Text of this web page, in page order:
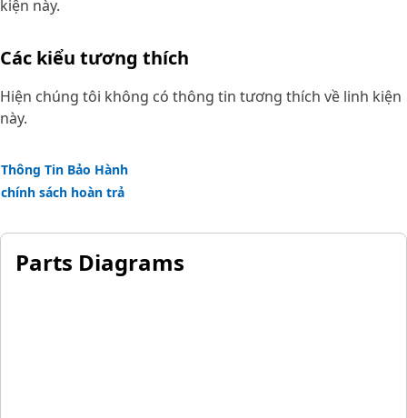
kiện này.
Các kiểu tương thích
Hiện chúng tôi không có thông tin tương thích về linh kiện
này.
Thông Tin Bảo Hành
chính sách hoàn trả
Parts Diagrams